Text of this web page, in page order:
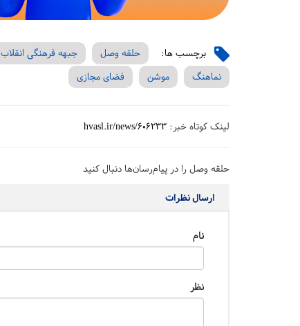
برچسب ها: حلقه وصل جبهه فرهنگی انقلاب
نماهنگ
موشن فضای مجازی
لینک کوتاه خبر: hvasl.ir/news/606233
حلقه وصل را در پیام‌رسان‌ها دنبال کنید
ارسال نظرات
نام
نظر